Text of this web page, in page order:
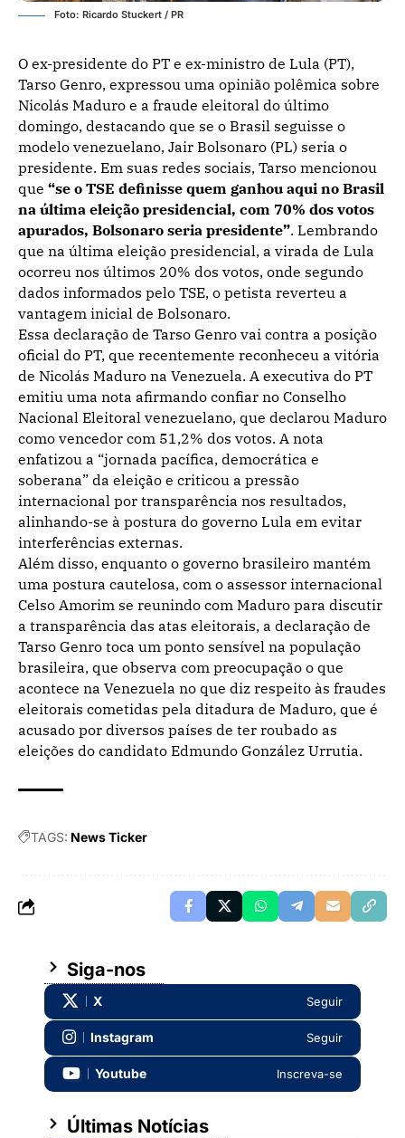
Foto: Ricardo Stuckert / PR
O ex-presidente do PT e ex-ministro de Lula (PT),
Tarso Genro, expressou uma opinião polêmica sobre
Nicolás Maduro e a fraude eleitoral do último
domingo, destacando que se o Brasil seguisse o
modelo venezuelano, Jair Bolsonaro (PL) seria o
presidente. Em suas redes sociais, Tarso mencionou
que “se o TSE definisse quem ganhou aqui no Brasil
na última eleição presidencial, com 70% dos votos
apurados, Bolsonaro seria presidente”. Lembrando
que na última eleição presidencial, a virada de Lula
ocorreu nos últimos 20% dos votos, onde segundo
dados informados pelo TSE, o petista reverteu a
vantagem inicial de Bolsonaro.
Essa declaração de Tarso Genro vai contra a posição
oficial do PT, que recentemente reconheceu a vitória
de Nicolás Maduro na Venezuela. A executiva do PT
emitiu uma nota afirmando confiar no Conselho
Nacional Eleitoral venezuelano, que declarou Maduro
como vencedor com 51,2% dos votos. A nota
enfatizou a “jornada pacífica, democrática e
soberana” da eleição e criticou a pressão
internacional por transparência nos resultados,
alinhando-se à postura do governo Lula em evitar
interferências externas.
Além disso, enquanto o governo brasileiro mantém
uma postura cautelosa, com o assessor internacional
Celso Amorim se reunindo com Maduro para discutir
a transparência das atas eleitorais, a declaração de
Tarso Genro toca um ponto sensível na população
brasileira, que observa com preocupação o que
acontece na Venezuela no que diz respeito às fraudes
eleitorais cometidas pela ditadura de Maduro, que é
acusado por diversos países de ter roubado as
eleições do candidato Edmundo González Urrutia.
TAGS: News Ticker
Siga-nos
X Seguir
Instagram Seguir
Youtube Inscreva-se
Últimas Notícias